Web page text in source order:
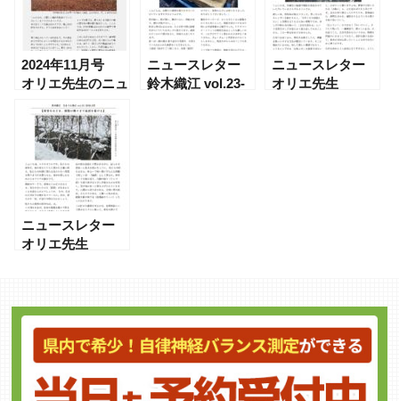
2024年11月号
オリエ先生のニュ
ースレター
ニュースレター
鈴木織江 vol.23-
ニュースレター
オリエ先生
ニュースレター
オリエ先生